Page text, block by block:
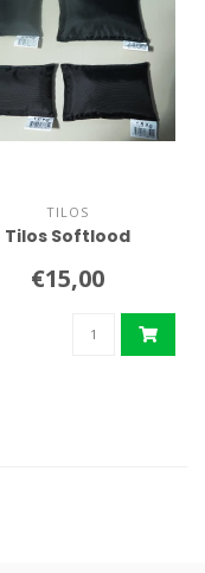
TILOS
Tilos Softlood
€15,00